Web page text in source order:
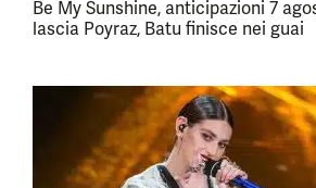
Be My Sunshine, anticipazioni 7
lascia Poyraz, Batu finisce nei guai